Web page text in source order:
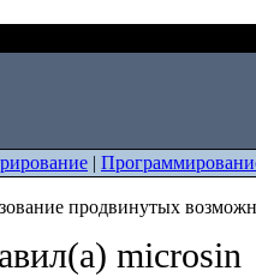
|
продвинутых
microsin